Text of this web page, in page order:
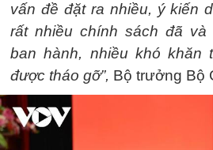
vấn đề đặt ra nhiều, ý kiến
rất nhiều chính sách đã và
ban hành, nhiều khó khăn
được tháo gỡ”, Bộ trưởng Bộ